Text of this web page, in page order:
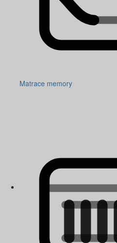
Matrace memory